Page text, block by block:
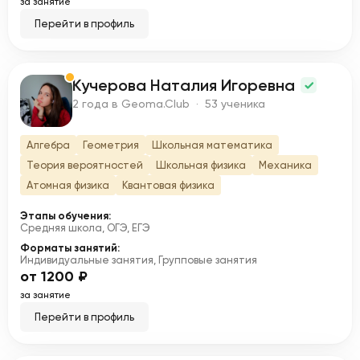
Перейти в профиль
К Кучерова Наталия Игоревна
2 года в Geoma.Club · 53 ученика
Алгебра Геометрия
Школьная математика
Теория вероятностей
Школьная физика
Механика
Атомная физика
Квантовая физика
Этапы обучения:
Средняя школа, ОГЭ, ЕГЭ
Форматы занятий:
Индивидуальные занятия, Групповые занятия
от 1200 ₽
за занятие
Перейти в профиль